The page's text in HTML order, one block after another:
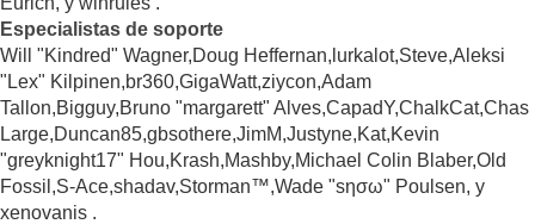
Especialistas de soporte
Will "Kindred" Wagner,Doug Heffernan,lurkalot,Steve,Aleksi
"Lex" Kilpinen,br360,GigaWatt,ziycon,Adam
Tallon,Bigguy,Bruno "margarett" Alves,CapadY,ChalkCat,Chas
Large,Duncan85,gbsothere,JimM,Justyne,Kat,Kevin
"greyknight17" Hou,Krash,Mashby,Michael Colin Blaber,Old
Fossil,S-Ace,shadav,Storman™,Wade "sησω" Poulsen, y
xenovanis .